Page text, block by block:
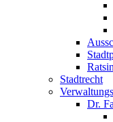
Stadtrecht
Dr.